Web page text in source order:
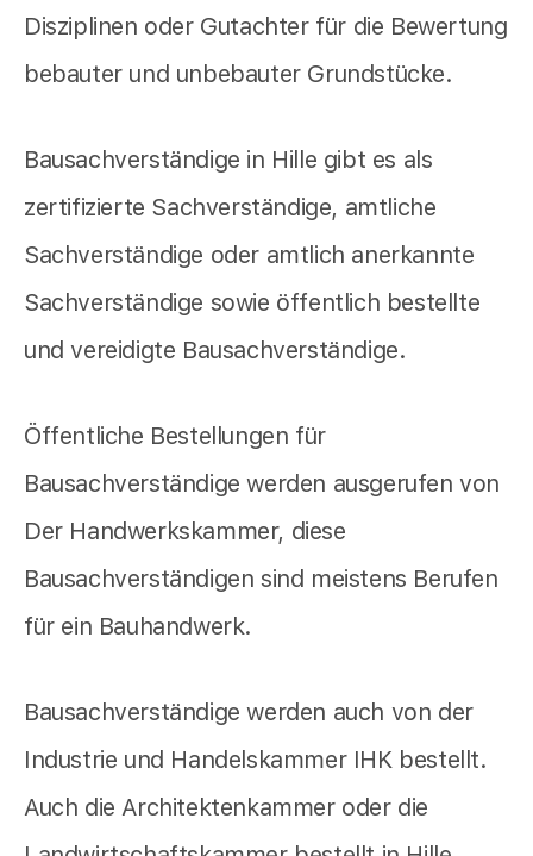
Disziplinen oder Gutachter für die Bewertung
bebauter und unbebauter Grundstücke.
Bausachverständige in Hille gibt es als
zertifizierte Sachverständige, amtliche
Sachverständige oder amtlich anerkannte
Sachverständige sowie öffentlich bestellte
und vereidigte Bausachverständige.
Öffentliche Bestellungen für
Bausachverständige werden ausgerufen von
Der Handwerkskammer, diese
Bausachverständigen sind meistens Berufen
für ein Bauhandwerk.
Bausachverständige werden auch von der
Industrie und Handelskammer IHK bestellt.
Auch die Architektenkammer oder die